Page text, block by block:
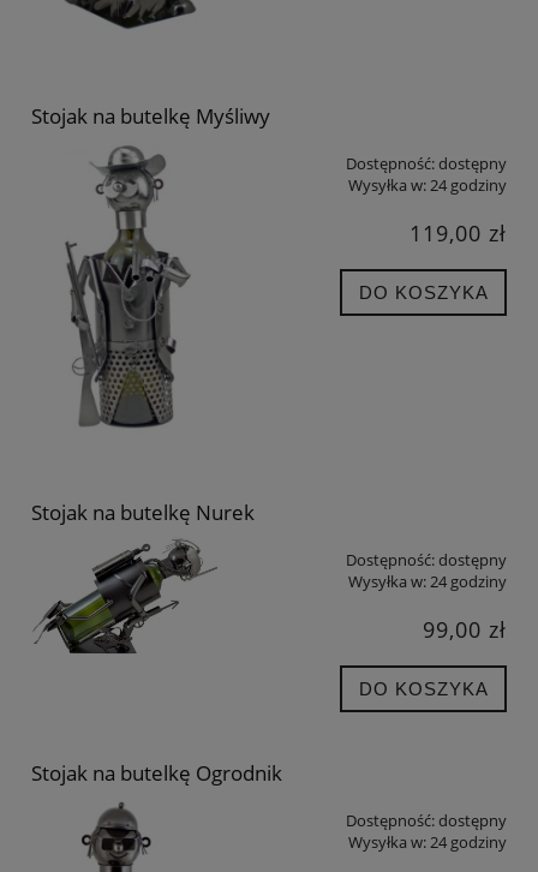
Stojak na butelkę Myśliwy
Dostępność:dostępny
Wysyłka w:24 godziny
119,00 zł
DO KOSZYKA
Stojak na butelkę Nurek
Dostępność:dostępny
Wysyłka w:24 godziny
99,00 zł
DO KOSZYKA
Stojak na butelkę Ogrodnik
Dostępność:dostępny
Wysyłka w:24 godziny